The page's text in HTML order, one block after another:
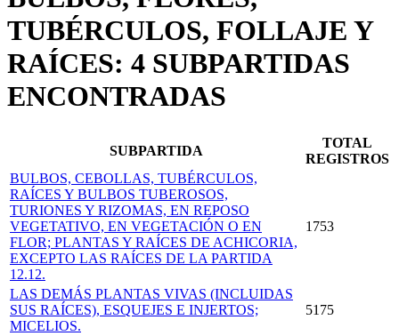
TUBÉRCULOS, FOLLAJE Y
RAÍCES: 4 SUBPARTIDAS
ENCONTRADAS
SUBPARTIDA
TOTAL
REGISTROS
BULBOS, CEBOLLAS, TUBÉRCULOS,
RAÍCES Y BULBOS TUBEROSOS,
TURIONES Y RIZOMAS, EN REPOSO
VEGETATIVO, EN VEGETACIÓN O EN
FLOR; PLANTAS Y RAÍCES DE ACHICORIA,
EXCEPTO LAS RAÍCES DE LA PARTIDA
12.12.
1753
LAS DEMÁS PLANTAS VIVAS (INCLUIDAS
SUS RAÍCES), ESQUEJES E INJERTOS;
MICELIOS.
5175